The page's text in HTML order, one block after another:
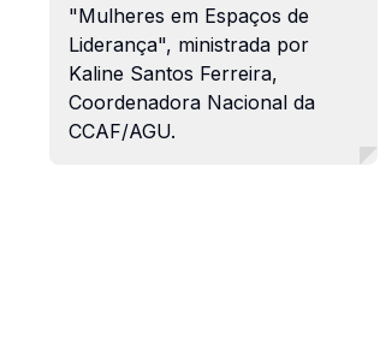
"Mulheres em Espaços de
Liderança", ministrada por
Kaline Santos Ferreira,
Coordenadora Nacional da
CCAF/AGU.